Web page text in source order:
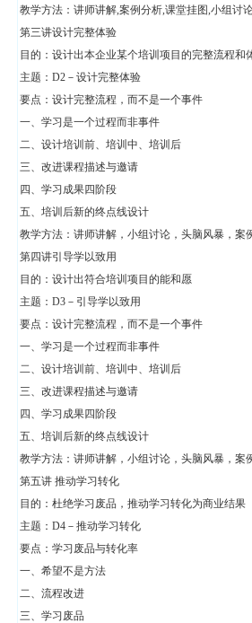
教学方法：讲师讲解,案例分析,课堂挂图,小组讨
第三讲设计完整体验
目的：设计出本企业某个培训项目的完整流程和
主题：D2－设计完整体验
要点：设计完整流程，而不是一个事件
一、学习是一个过程而非事件
二、设计培训前、培训中、培训后
三、改进课程描述与邀请
四、学习成果四阶段
五、培训后新的终点线设计
教学方法：讲师讲解，小组讨论，头脑风暴，案
第四讲引导学以致用
目的：设计出符合培训项目的能和愿
主题：D3－引导学以致用
要点：设计完整流程，而不是一个事件
一、学习是一个过程而非事件
二、设计培训前、培训中、培训后
三、改进课程描述与邀请
四、学习成果四阶段
五、培训后新的终点线设计
教学方法：讲师讲解，小组讨论，头脑风暴，案
第五讲 推动学习转化
目的：杜绝学习废品，推动学习转化为商业结果
主题：D4－推动学习转化
要点：学习废品与转化率
一、希望不是方法
二、流程改进
三、学习废品